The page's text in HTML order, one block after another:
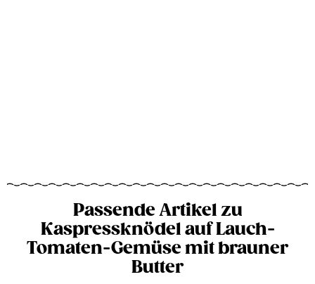
Passende Artikel zu
Kaspressknödel auf Lauch-
Tomaten-Gemüse mit brauner
Butter